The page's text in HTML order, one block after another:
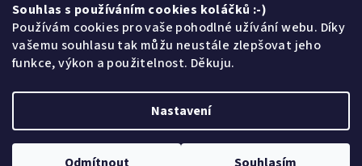
Souhlas s používáním cookies koláčků :-)
Používám cookies pro vaše pohodlné užívání webu. Díky
vašemu souhlasu tak můžu neustále zlepšovat jeho
funkce, výkon a použitelnost. Děkuju.
Nastavení
Sledovat na Instagramu
Facebook
České brože